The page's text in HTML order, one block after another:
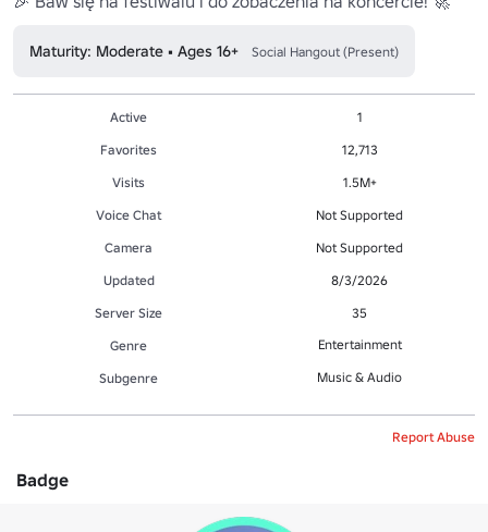
Maturity: Moderate • Ages 16+ Social Hangout (Present)
Active
1
Favorites
12,713
Visits
1.5M+
Voice Chat
Not Supported
Camera
Not Supported
Updated
8/3/2026
Server Size
35
Genre
Entertainment
Subgenre Music & Audio
Report Abuse
Badge